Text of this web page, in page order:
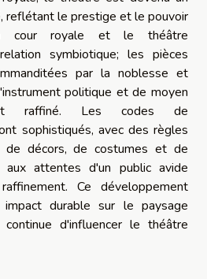
reflétant le prestige et le pouvoir
cour royale et le théâtre
symbiotique; les pièces
par la noblesse et
politique et de moyen
raffiné. Les codes de
sophistiqués, avec des règles
de décors, de costumes et de
aux attentes d'un public avide
Ce développement
durable sur le paysage
d'influencer le théâtre